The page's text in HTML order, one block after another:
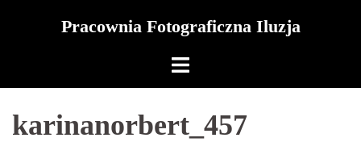
Pracownia Fotograficzna Iluzja
karinanorbert_457